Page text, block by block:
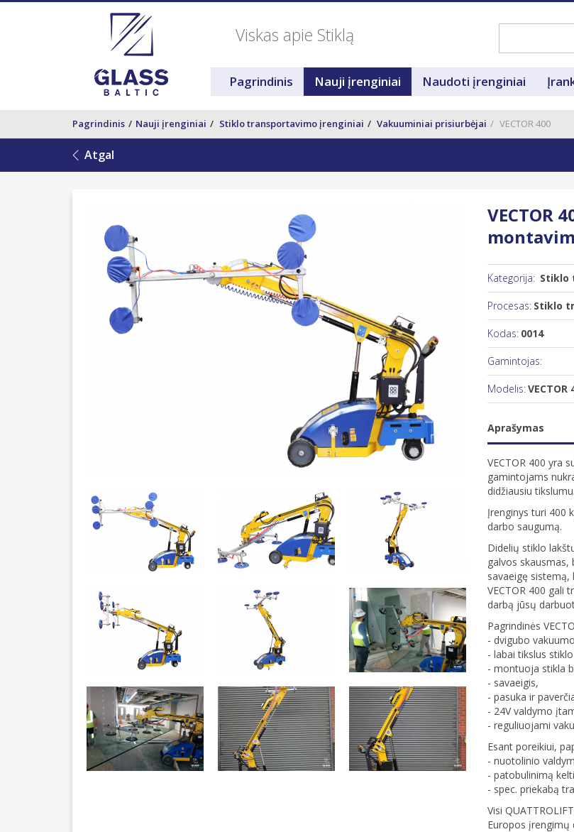
Viskas apie Stiklą
Pagrindinis Nauji įrenginiai Naudoti įrenginiai
Pagrindinis Nauji įrenginiai Stiklo transportavimo įrenginiai Vakuuminiai prisiurbėjai VECTOR 400
Atgal
VECTOR
Kategorija: Stiklo
Procesas: Stiklo
Kodas: 0014
Gamintojas:
Modelis:VECTOR
Aprašymas
VECTOR 400 yra
gamintojams
didžiausiu tikslumu.
Įrenginys turi 400
darbo saugumą.
Didelių stiklo
galvos skausmas,
savaeigę
VECTOR 400 gali
darbą jūsų
Pagrindinės
- dvigubo
- labai tikslus
- montuoja stikla
- savaeigis,
- pasuka ir
- 24V valdymo
- reguliuojami
Esant poreikiui,
- nuotolinio
- patobulinimą
- spec. priekabą
Visi
Europos įrengimų